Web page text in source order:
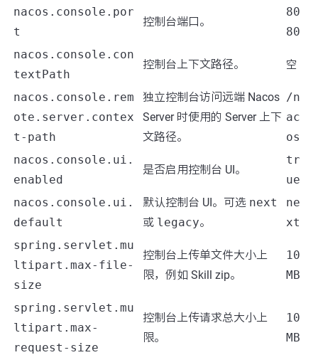
nacos.console.por
t
控制台端口。
80
80
nacos.console.con
textPath
控制台上下文路径。 空
nacos.console.rem
ote.server.contex
t-path
独立控制台访问远端 Nacos
Server 时使用的 Server 上下
文路径。
/n
ac
os
nacos.console.ui.
enabled
是否启用控制台 UI。
tr
ue
nacos.console.ui.
default
默认控制台 UI。可选 next
或 legacy。
ne
xt
spring.servlet.mu
ltipart.max-file-
size
控制台上传单文件大小上
限，例如 Skill zip。
10
MB
spring.servlet.mu
ltipart.max-
request-size
控制台上传请求总大小上
限。
10
MB